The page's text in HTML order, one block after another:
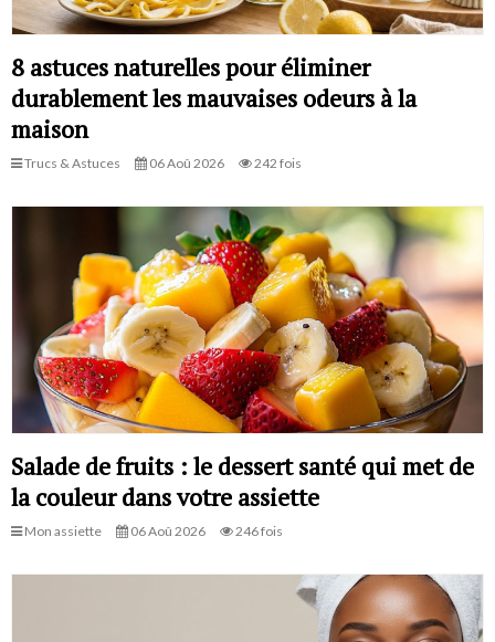
8 astuces naturelles pour éliminer
durablement les mauvaises odeurs à la
maison
Trucs & Astuces 06 Aoû 2026 242 fois
Salade de fruits : le dessert santé qui met de
la couleur dans votre assiette
Mon assiette 06 Aoû 2026 246 fois